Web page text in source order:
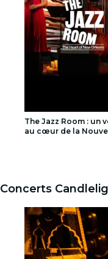
Séoul
The Jazz Room : un
au cœur de la
Concerts